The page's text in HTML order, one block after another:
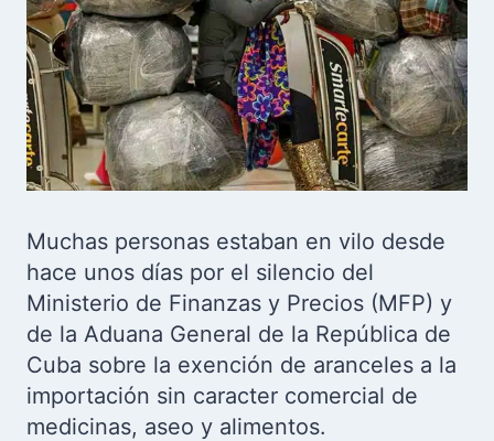
Muchas personas estaban en vilo desde
hace unos días por el silencio del
Ministerio de Finanzas y Precios (MFP) y
de la Aduana General de la República de
Cuba sobre la exención de aranceles a la
importación sin caracter comercial de
medicinas, aseo y alimentos.